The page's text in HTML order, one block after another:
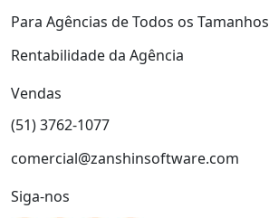
Para Agências de Todos os Tamanhos
Rentabilidade da Agência
Vendas
(51) 3762-1077
comercial@zanshinsoftware.com
Siga-nos